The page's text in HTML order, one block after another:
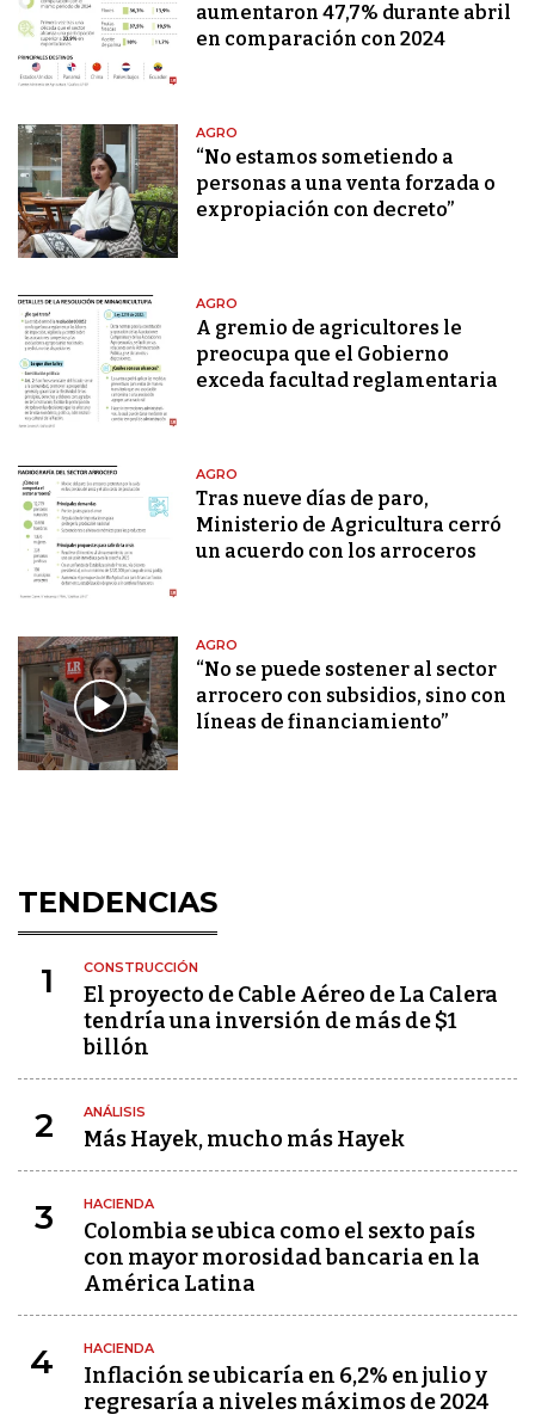
aumentaron 47,7% durante abril
en comparación con 2024
AGRO
“No estamos sometiendo a
personas a una venta forzada o
expropiación con decreto”
AGRO
A gremio de agricultores le
preocupa que el Gobierno
exceda facultad reglamentaria
AGRO
Tras nueve días de paro,
Ministerio de Agricultura cerró
un acuerdo con los arroceros
AGRO
“No se puede sostener al sector
arrocero con subsidios, sino con
líneas de financiamiento”
TENDENCIAS
1 CONSTRUCCIÓN
El proyecto de Cable Aéreo de La Calera
tendría una inversión de más de $1
billón
2 ANÁLISIS
Más Hayek, mucho más Hayek
3 HACIENDA
Colombia se ubica como el sexto país
con mayor morosidad bancaria en la
América Latina
4 HACIENDA
Inflación se ubicaría en 6,2% en julio y
regresaría a niveles máximos de 2024